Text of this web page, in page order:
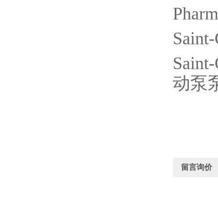
动泵
留言询价